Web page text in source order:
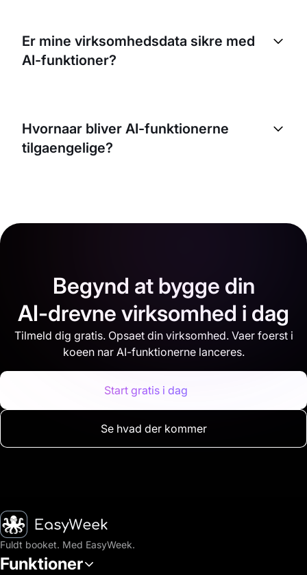
Er mine virksomhedsdata sikre med
AI-funktioner?
Hvornaar bliver AI-funktionerne
tilgaengelige?
Begynd at bygge din
AI-drevne virksomhed i dag
Tilmeld dig gratis. Opsaet din virksomhed. Vaer foerst i
koeen nar AI-funktionerne lanceres.
Start gratis i dag
Se hvad der kommer
Hjem
Fuldt booket. Med EasyWeek.
Funktioner